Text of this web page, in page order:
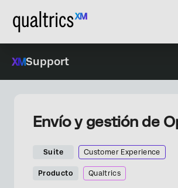
Support
Envío y gestión de
Suite Customer Experience
Producto Qualtrics